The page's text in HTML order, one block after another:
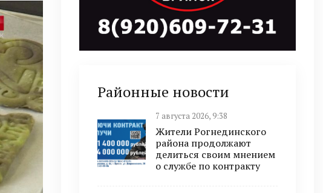
Районные новости
7 августа 2026, 9:38
Жители Рогнединского
района продолжают
делиться своим мнением
о службе по контракту